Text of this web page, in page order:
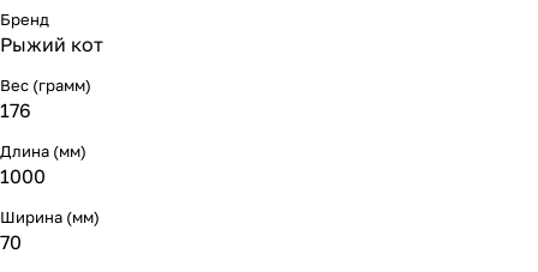
Бренд
Рыжий кот
Вес (грамм)
176
Длина (мм)
1000
Ширина (мм)
70